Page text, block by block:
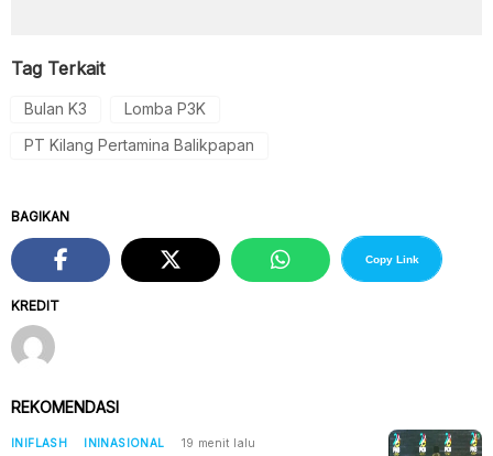
Tag Terkait
Bulan K3
Lomba P3K
PT Kilang Pertamina Balikpapan
KREDIT
BAGIKAN
Copy Link
REKOMENDASI
INIFLASH ININASIONAL 19 menit lalu